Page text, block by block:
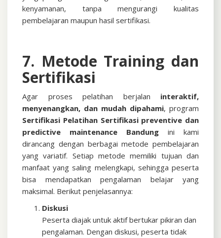
kenyamanan, tanpa mengurangi kualitas
pembelajaran maupun hasil sertifikasi.
7. Metode Training dan
Sertifikasi
Agar proses pelatihan berjalan interaktif,
menyenangkan, dan mudah dipahami, program
Sertifikasi Pelatihan Sertifikasi preventive dan
predictive maintenance Bandung
ini kami
dirancang dengan berbagai metode pembelajaran
yang variatif. Setiap metode memiliki tujuan dan
manfaat yang saling melengkapi, sehingga peserta
bisa mendapatkan pengalaman belajar yang
maksimal. Berikut penjelasannya:
Diskusi
Peserta diajak untuk aktif bertukar pikiran dan
pengalaman. Dengan diskusi, peserta tidak